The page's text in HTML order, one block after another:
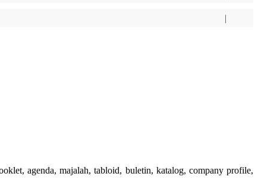
agenda, majalah, tabloid, buletin, katalog, company profile,